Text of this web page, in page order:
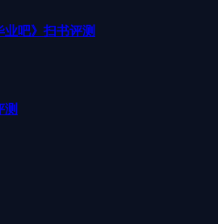
业吧》扫书评测
测